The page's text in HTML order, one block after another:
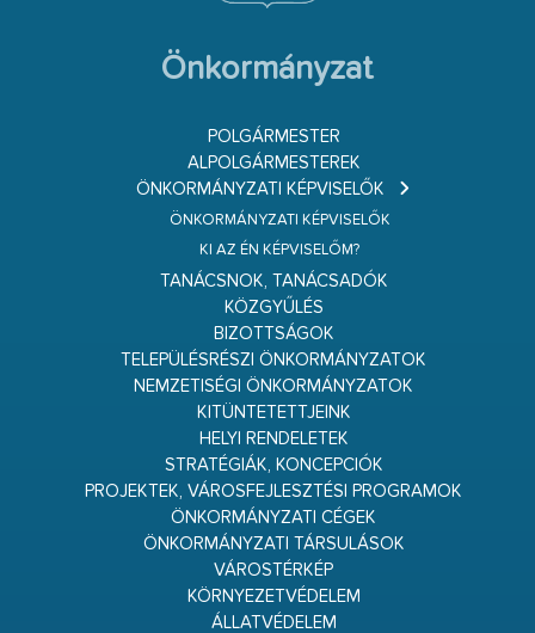
Önkormányzat
POLGÁRMESTER
ALPOLGÁRMESTEREK
ÖNKORMÁNYZATI KÉPVISELŐK
ÖNKORMÁNYZATI KÉPVISELŐK
KI AZ ÉN KÉPVISELŐM?
TANÁCSNOK, TANÁCSADÓK
KÖZGYŰLÉS
BIZOTTSÁGOK
TELEPÜLÉSRÉSZI ÖNKORMÁNYZATOK
NEMZETISÉGI ÖNKORMÁNYZATOK
KITÜNTETETTJEINK
HELYI RENDELETEK
STRATÉGIÁK, KONCEPCIÓK
PROJEKTEK, VÁROSFEJLESZTÉSI PROGRAMOK
ÖNKORMÁNYZATI CÉGEK
ÖNKORMÁNYZATI TÁRSULÁSOK
VÁROSTÉRKÉP
KÖRNYEZETVÉDELEM
ÁLLATVÉDELEM